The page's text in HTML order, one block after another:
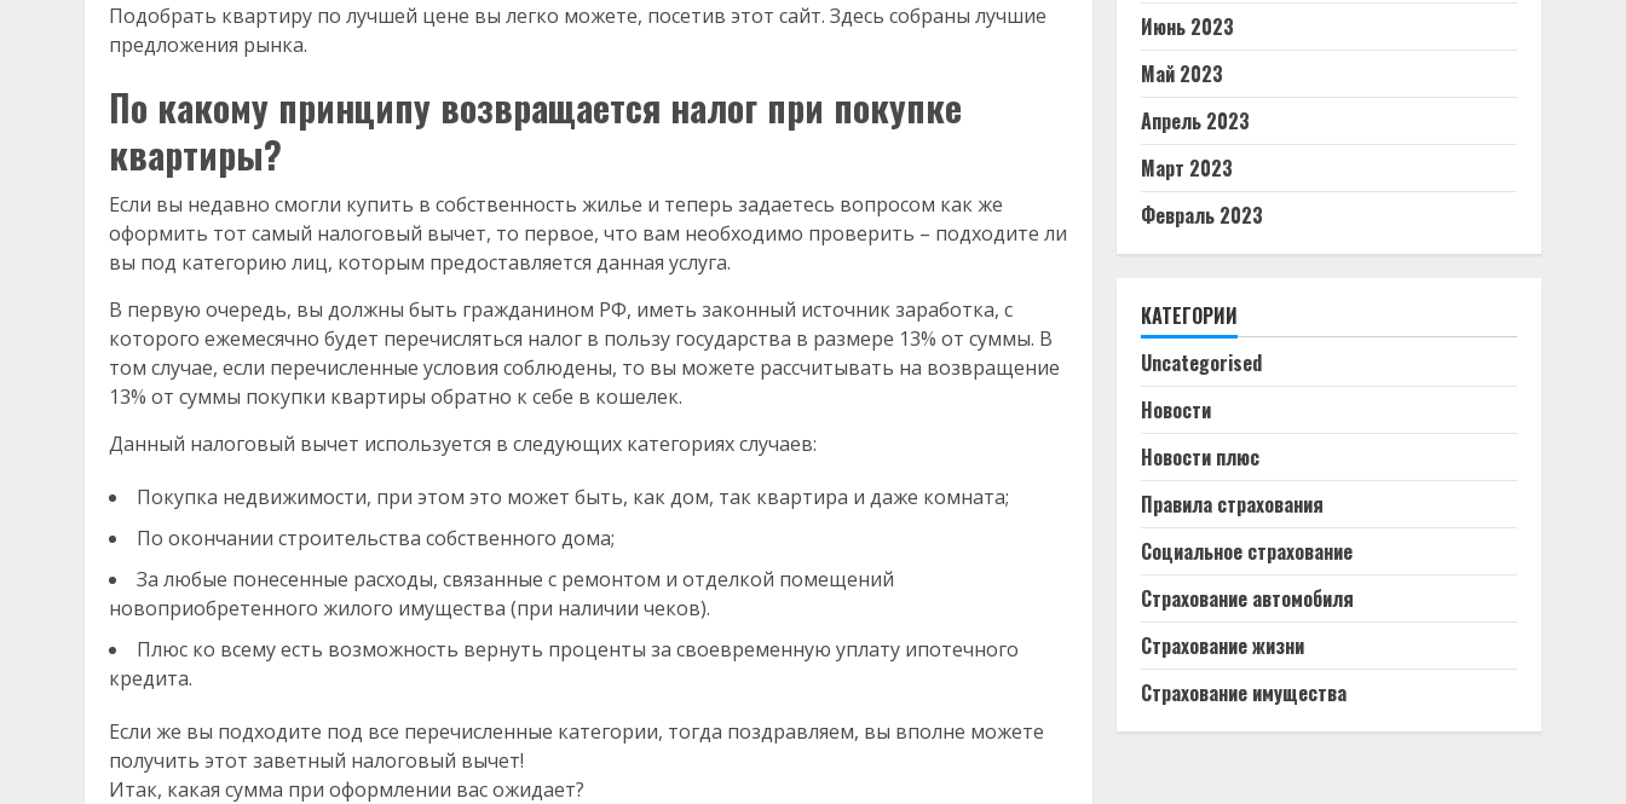
Подобрать квартиру по лучшей цене вы легко можете, посетив этот сайт. Здесь собраны лучшие
предложения рынка.
По какому принципу возвращается налог при покупке
квартиры?
Если вы недавно смогли купить в собственность жилье и теперь задаетесь вопросом как же
оформить тот самый налоговый вычет, то первое, что вам необходимо проверить – подходите ли
вы под категорию лиц, которым предоставляется данная услуга.
В первую очередь, вы должны быть гражданином РФ, иметь законный источник заработка, с
которого ежемесячно будет перечисляться налог в пользу государства в размере 13% от суммы. В
том случае, если перечисленные условия соблюдены, то вы можете рассчитывать на возвращение
13% от суммы покупки квартиры обратно к себе в кошелек.
Данный налоговый вычет используется в следующих категориях случаев:
Покупка недвижимости, при этом это может быть, как дом, так квартира и даже комната;
По окончании строительства собственного дома;
За любые понесенные расходы, связанные с ремонтом и отделкой помещений
новоприобретенного жилого имущества (при наличии чеков).
Плюс ко всему есть возможность вернуть проценты за своевременную уплату ипотечного
кредита.
Если же вы подходите под все перечисленные категории, тогда поздравляем, вы вполне можете
получить этот заветный налоговый вычет!
Итак, какая сумма при оформлении вас ожидает?
Июнь 2023
Май 2023
Апрель 2023
Март 2023
Февраль 2023
КАТЕГОРИИ
Uncategorised
Новости
Новости плюс
Правила страхования
Социальное страхование
Страхование автомобиля
Страхование жизни
Страхование имущества